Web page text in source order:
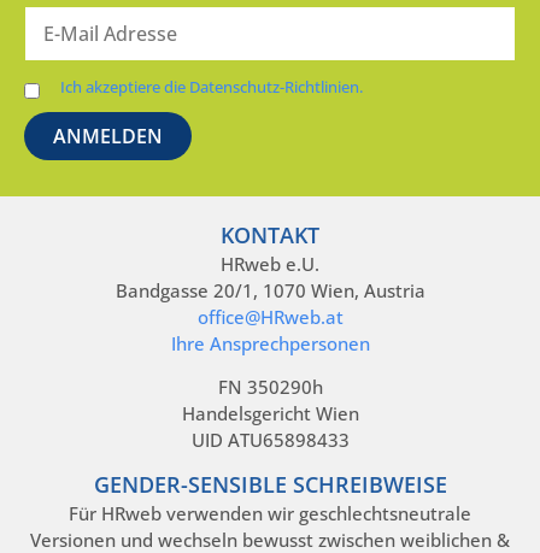
Ich akzeptiere die Datenschutz-Richtlinien.
KONTAKT
HRweb e.U.
Bandgasse 20/1, 1070 Wien, Austria
office@HRweb.at
Ihre Ansprechpersonen
FN 350290h
Handelsgericht Wien
UID ATU65898433
GENDER-SENSIBLE SCHREIBWEISE
Für HRweb verwenden wir geschlechtsneutrale
Versionen und wechseln bewusst zwischen weiblichen &